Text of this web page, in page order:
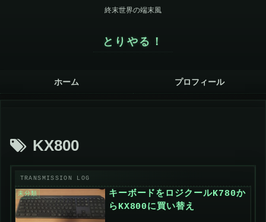
終末世界の端末風
とりやる！
ホーム プロフィール
KX800
未分類
キーボードをロジクールK780か
らKX800に買い替え